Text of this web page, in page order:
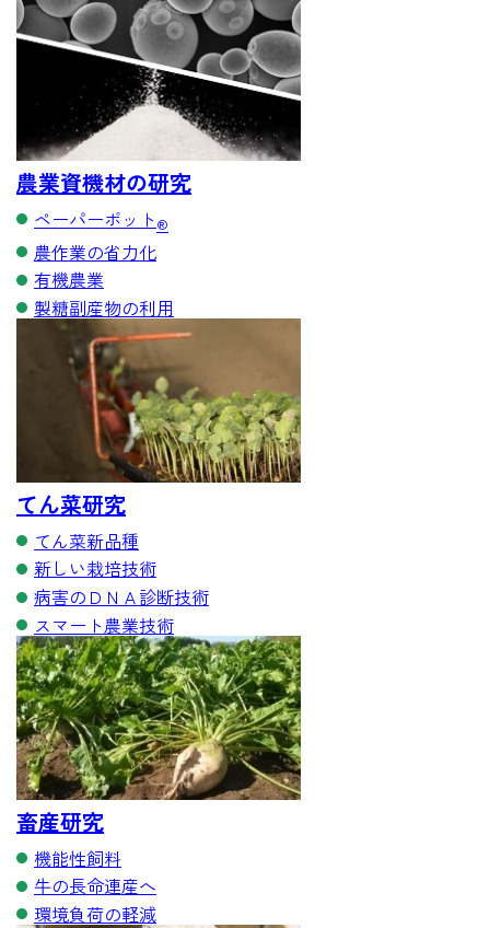
農業資機材の研究
ペーパーポット®
農作業の省力化
有機農業
製糖副産物の利用
てん菜研究
てん菜新品種
新しい栽培技術
病害のＤＮＡ診断技術
スマート農業技術
畜産研究
機能性飼料
牛の長命連産へ
環境負荷の軽減